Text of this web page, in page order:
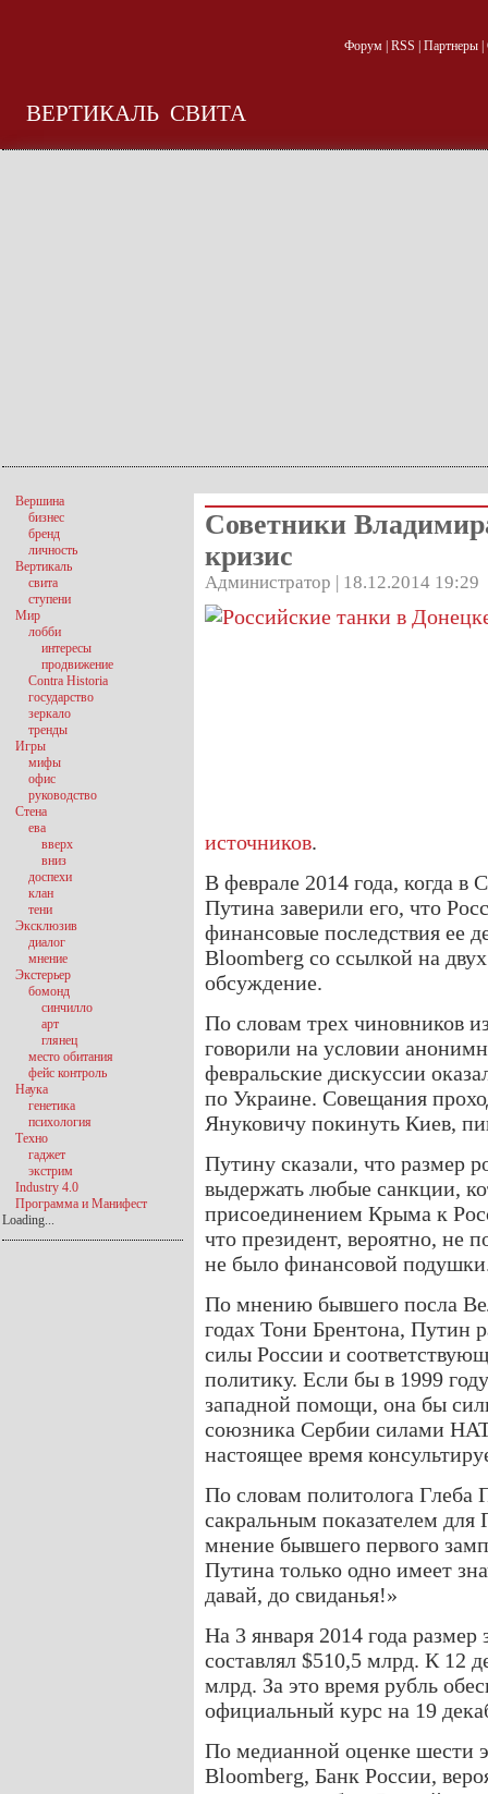
Форум| RSS Партнеры|
ВЕРТИКАЛЬ СВИТА
Советники
кризис
Администратор | 18.12.2014 19:29
источников.
В феврале 2014 года, когда
Путина заверили его, что
финансовые последствия ее
Bloomberg со ссылкой на
обсуждение.
По словам трех чиновников
говорили на условии
февральские дискуссии
по Украине. Совещания
Януковичу покинуть Киев,
Путину сказали, что размер
выдержать любые санкции,
присоединением Крыма к
что президент, вероятно, не
не было финансовой
По мнению бывшего посла
годах Тони Брентона, Путин
силы России и
политику. Если бы в 1999
западной помощи, она бы
союзника Сербии силами
настоящее время
По словам политолога Глеба
сакральным показателем
мнение бывшего первого
Путина только одно имеет
давай, до свиданья!»
На 3 января 2014 года
составлял $510,5 млрд. К 12
млрд. За это время рубль
официальный курс на 19
По медианной оценке шести
Bloomberg, Банк России,
Вершина
бизнес
бренд
личность
Вертикаль
свита
ступени
Мир
лобби
интересы
продвижение
Contra Historia
государство
зеркало
тренды
Игры
мифы
офис
руководство
Стена
ева
вверх
вниз
доспехи
клан
тени
Эксклюзив
диалог
мнение
Экстерьер
бомонд
синчилло
арт
глянец
место обитания
фейс контроль
Наука
генетика
психология
Техно
гаджет
экстрим
Industry 4.0
Программа и Манифест
Loading...